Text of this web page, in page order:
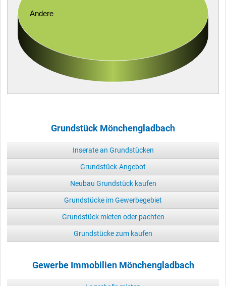
Andere
Grundstück Mönchengladbach
Inserate an Grundstücken
Grundstück-Angebot
Neubau Grundstück kaufen
Grundstücke im Gewerbegebiet
Grundstück mieten oder pachten
Grundstücke zum kaufen
Gewerbe Immobilien Mönchengladbach